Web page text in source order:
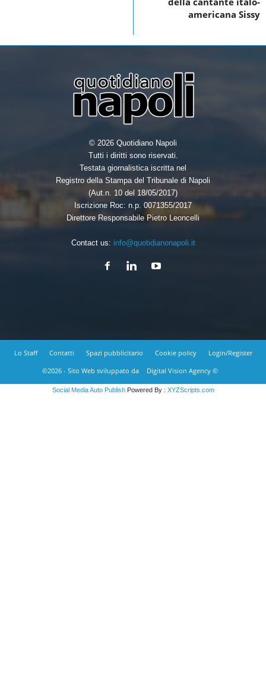
americana Sissy
© 2026 Quotidiano Napoli
Tutti i diritti sono riservati.
Testata giornalistica iscritta nel
Registro della Stampa del Tribunale di Napoli
(Aut.n. 10 del 18/05/2017)
Iscrizione Roc: n.p. 0071355/2017
Direttore Responsabile Pietro Leoncelli
Contact us: info@quotidianonapoli.it
Lo Staff Contatti Spazi pubblicitario Cookie policy
Login/Register
©2026 - Sito Web sviluppato da
Digital Vision Agency ©
Social Media Auto PublishPowered By : XYZScripts.com